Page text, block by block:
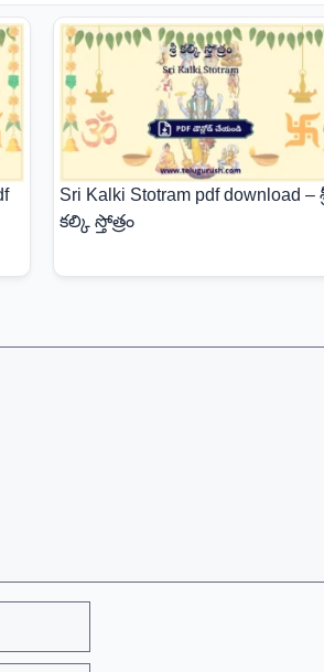
Sri Kalki Stotram pdf download –
కల్కి స్తోత్రం